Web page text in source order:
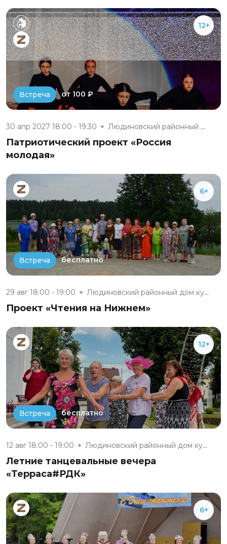
12+
Встреча от 100 ₽
30 апр 2027 18:00 - 19:30 Людиновский районный дом культ...
Патриотический проект «Россия
молодая»
6+
Встреча бесплатно
29 авг 18:00 - 19:00 Людиновский районный дом культ...
Проект «Чтения на Нижнем»
12+
Встреча бесплатно
12 авг 18:00 - 19:00 Людиновский районный дом культ...
Летние танцевальные вечера
«Терраса#РДК»
6+